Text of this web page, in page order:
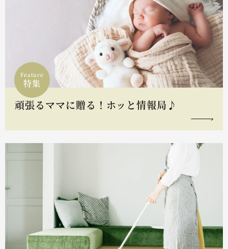
Feature
特集
頑張るママに贈る！ホッと情報局♪